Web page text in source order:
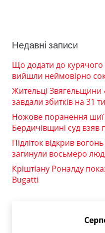
Недавні записи
Що додати до
вийшли неймовірно
Жительці Звягельщини
завдали збитків на 31
Ножове поранення шиї
Бердичівщині суд взяв
Підліток відкрив
загинули восьмеро
Кріштіану Роналду
Bugatti